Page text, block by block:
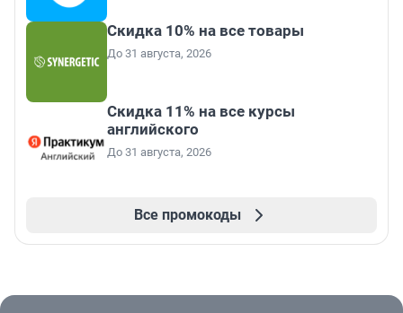
Скидка 10% на все товары
До 31 августа, 2026
Скидка 11% на все курсы
английского
До 31 августа, 2026
Все промокоды